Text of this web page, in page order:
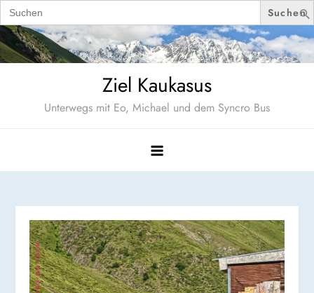
Search
for:
Skip
to
Ziel Kaukasus
Unterwegs mit Eo, Michael und dem Syncro Bus